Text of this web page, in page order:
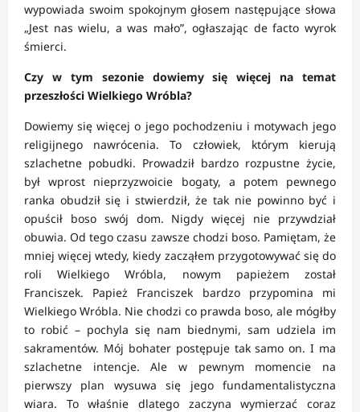
wypowiada swoim spokojnym głosem następujące słowa
„Jest nas wielu, a was mało”, ogłaszając de facto wyrok
śmierci.
Czy w tym sezonie dowiemy się więcej na temat
przeszłości Wielkiego Wróbla?
Dowiemy się więcej o jego pochodzeniu i motywach jego
religijnego nawrócenia. To człowiek, którym kierują
szlachetne pobudki. Prowadził bardzo rozpustne życie,
był wprost nieprzyzwoicie bogaty, a potem pewnego
ranka obudził się i stwierdził, że tak nie powinno być i
opuścił boso swój dom. Nigdy więcej nie przywdział
obuwia. Od tego czasu zawsze chodzi boso. Pamiętam, że
mniej więcej wtedy, kiedy zacząłem przygotowywać się do
roli Wielkiego Wróbla, nowym papieżem został
Franciszek. Papież Franciszek bardzo przypomina mi
Wielkiego Wróbla. Nie chodzi co prawda boso, ale mógłby
to robić – pochyla się nam biednymi, sam udziela im
sakramentów. Mój bohater postępuje tak samo on. I ma
szlachetne intencje. Ale w pewnym momencie na
pierwszy plan wysuwa się jego fundamentalistyczna
wiara. To właśnie dlatego zaczyna wymierzać coraz